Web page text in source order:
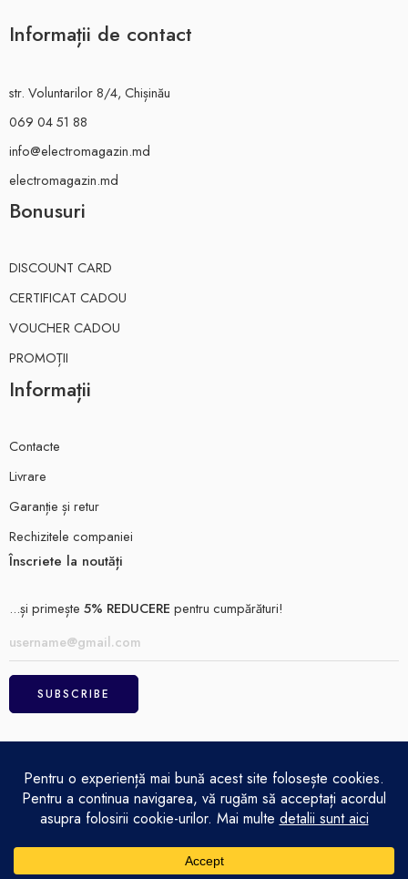
Informații de contact
str. Voluntarilor 8/4, Chișinău
069 04 51 88
info@electromagazin.md
electromagazin.md
Bonusuri
DISCOUNT CARD
CERTIFICAT CADOU
VOUCHER CADOU
PROMOȚII
Informații
Contacte
Livrare
Garanție și retur
Rechizitele companiei
Înscriete la noutăți
...și primește 5% REDUCERE pentru cumpărături!
ELECTRO MAGAZIN SRL© 2026
Achitare Politică de confidențialitate Termeni și condiții